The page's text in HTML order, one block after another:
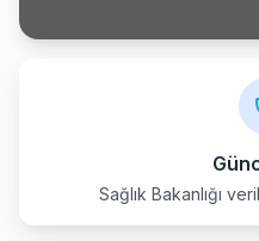
SerikSağlık Bakanlığı